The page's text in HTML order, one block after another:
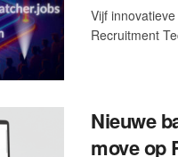
Vijf
Recruitment
Nieuwe
move op